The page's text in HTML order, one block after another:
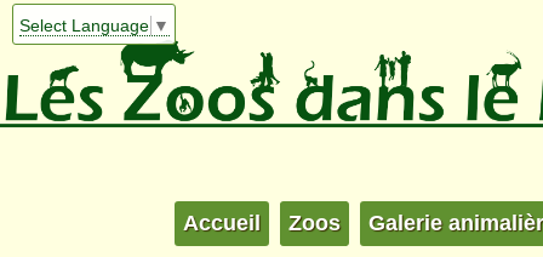
Select Language ▼
Accueil Zoos Galerie